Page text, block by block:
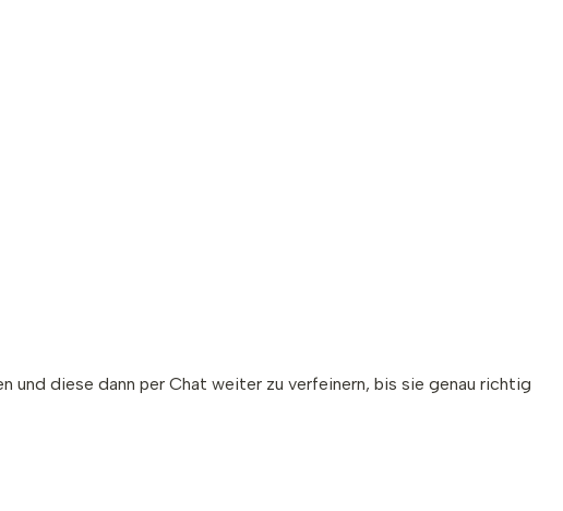
und diese dann per Chat weiter zu verfeinern, bis sie genau richtig